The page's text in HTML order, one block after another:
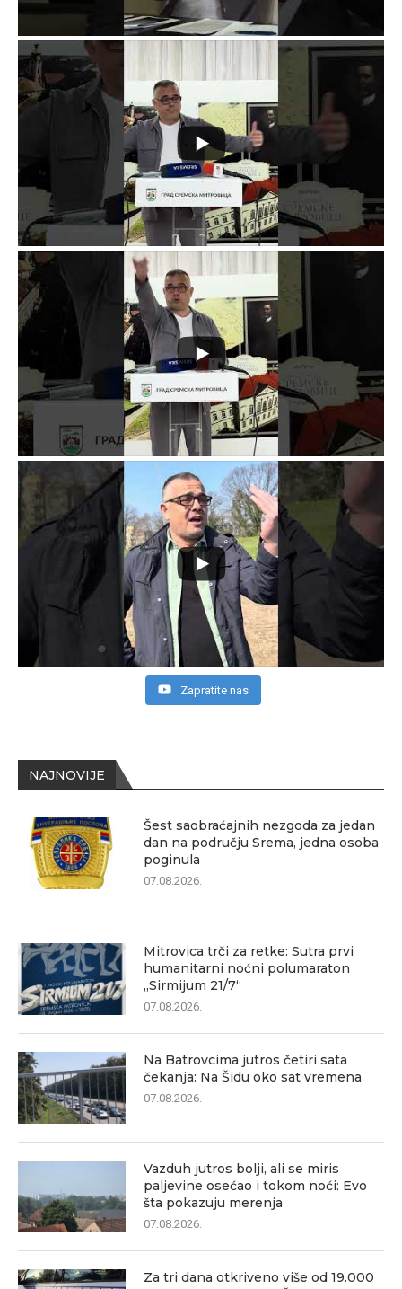
NAJNOVIJE
Šest saobraćajnih nezgoda za jedan
dan na području Srema, jedna osoba
poginula
07.08.2026.
Mitrovica trči za retke: Sutra prvi
humanitarni noćni polumaraton
„Sirmijum 21/7“
07.08.2026.
Na Batrovcima jutros četiri sata
čekanja: Na Šidu oko sat vremena
07.08.2026.
Vazduh jutros bolji, ali se miris
paljevine osećao i tokom noći: Evo
šta pokazuju merenja
07.08.2026.
Za tri dana otkriveno više od 19.000
Zapratite nas